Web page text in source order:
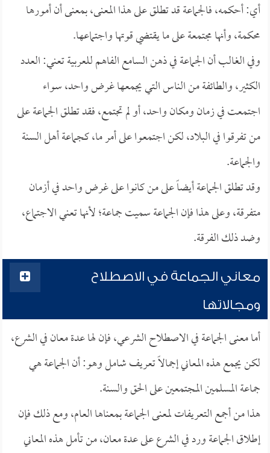
أي: أحكمه، فالجماعة قد تطلق على هذا المعنى، بمعنى أن أمورها
محكمة، وأنها مجتمعة على ما يقتضي قوتها واجتماعها.
وفي الغالب أن الجماعة في ذهن السامع الفاهم للعربية تعني: العدد
الكثير، والطائفة من الناس التي يجمعها غرض واحد، سواء
اجتمعت في زمان ومكان واحد، أو لم تجتمع، فقد تطلق الجماعة على
من تفرقوا في البلاد، لكن اجتمعوا على أمر ما، كجماعة أهل السنة
والجماعة.
وقد تطلق الجماعة أيضاً على من كانوا على غرض واحد في أزمان
متفرقة، وعلى هذا فإن الجماعة سميت جماعة؛ لأنها تعني الاجتماع،
وضد ذلك الفرقة.
معاني الجماعة في الاصطلاح
ومجالاتها
أما معنى الجماعة في الاصطلاح الشرعي، فإن لها عدة معان في الشرع،
لكن يجمع هذه المعاني إجمالاً تعريف شامل وهو: أن الجماعة هي
جماعة المسلمين المجتمعين على الحق والسنة.
هذا من أجمع التعريفات لمعنى الجماعة بمعناها العام، ومع ذلك فإن
إطلاق الجماعة ورد في الشرع على عدة معان، من تأمل هذه المعاني